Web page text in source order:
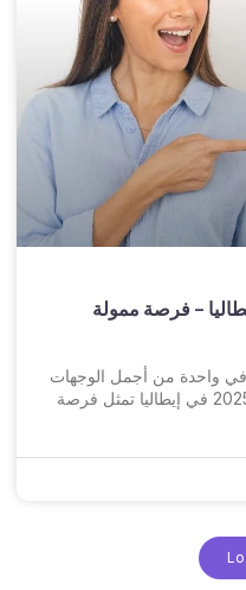
بيمونتي 2025 في إيطاليا – فرصة ممولة
في واحدة من أجمل الوجهات
الأوروبية، فإن منحة إديسو بيمونتي 2025 في إيطاليا تمثل فرصة